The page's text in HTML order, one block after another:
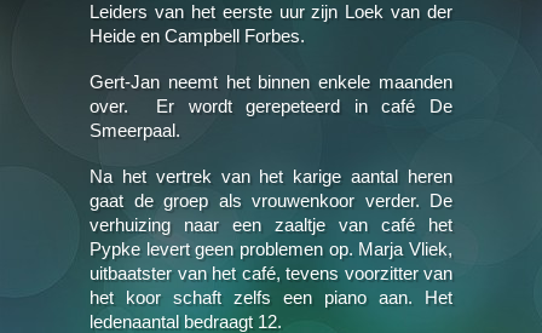
Leiders van het eerste uur zijn Loek van der
Heide en Campbell Forbes.
Gert-Jan neemt het binnen enkele maanden
over. Er wordt gerepeteerd in café De
Smeerpaal.
Na het vertrek van het karige aantal heren
gaat de groep als vrouwenkoor verder. De
verhuizing naar een zaaltje van café het
Pypke levert geen problemen op. Marja Vliek,
uitbaatster van het café, tevens voorzitter van
het koor schaft zelfs een piano aan. Het
ledenaantal bedraagt 12.